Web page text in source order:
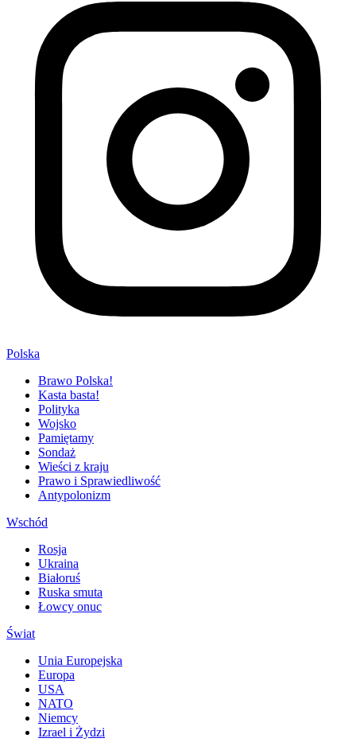
Polska
Brawo Polska!
Kasta basta!
Polityka
Wojsko
Pamiętamy
Sondaż
Wieści z kraju
Prawo i Sprawiedliwość
Antypolonizm
Wschód
Rosja
Ukraina
Białoruś
Ruska smuta
Łowcy onuc
Świat
Unia Europejska
Europa
USA
NATO
Niemcy
Izrael i Żydzi